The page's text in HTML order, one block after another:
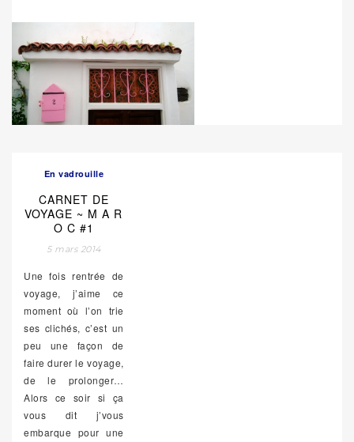
En vadrouille
CARNET DE
VOYAGE ~ M A R
O C #1
5 mars 2014
Une fois rentrée de
voyage, j’aime ce
moment où l’on trie
ses clichés, c’est un
peu une façon de
faire durer le voyage,
de le prolonger…
Alors ce soir si ça
vous dit j’vous
embarque pour une